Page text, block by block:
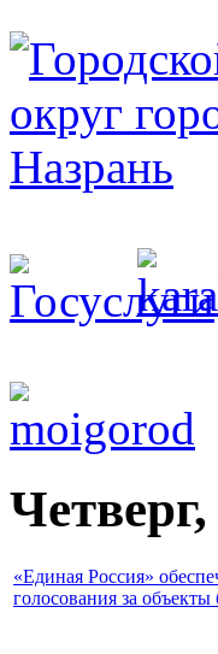
«Единая Россия»
голосования за объекты